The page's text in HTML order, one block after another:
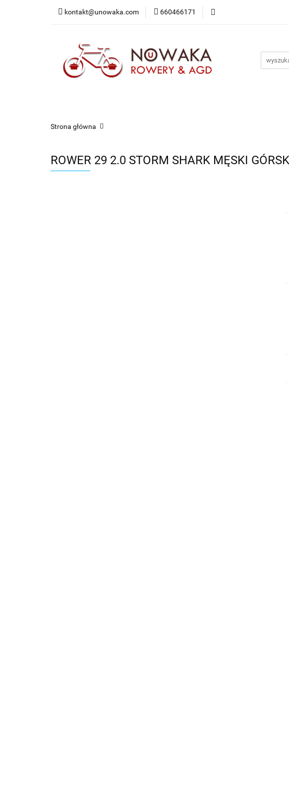
kontakt@unowaka.com 660466171
Strona główna
ROWER 29 2.0 STORM SHARK MĘSKI